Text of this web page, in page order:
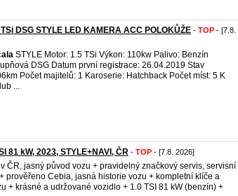
DSG STYLE LED KAMERA ACC POLOKŮŽE - TOP - [7.8.
STYLE Motor: 1.5 TSi Výkon: 110kw Palivo: Benzín
DSG Datum první registrace: 26.04.2019 Stav
Počet majitelů: 1 Karoserie: Hatchback Počet míst: 5 K
...
81 kW, 2023, STYLE+NAVI, ČR - TOP - [7.8. 2026]
ČR, jasný původ vozu + pravidelný značkový servis, servisní
prověřeno Cebia, jasná historie vozu + kompletní klíče a
+ krásné a udržované vozidlo + 1.0 TSI 81 kW (benzín) +